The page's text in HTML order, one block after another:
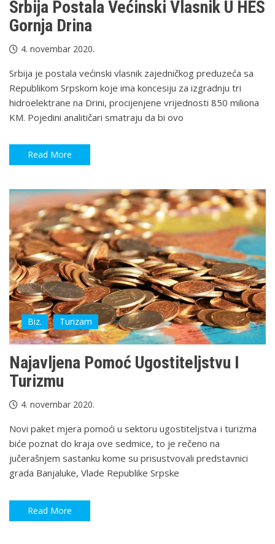
Srbija Postala Većinski Vlasnik U HES
Gornja Drina
4. novembar 2020.
Srbija je postala većinski vlasnik zajedničkog preduzeća sa
Republikom Srpskom koje ima koncesiju za izgradnju tri
hidroelektrane na Drini, procijenjene vrijednosti 850 miliona
KM. Pojedini analitičari smatraju da bi ovo
Read More
Biz. Turizam
Najavljena Pomoć Ugostiteljstvu I
Turizmu
4. novembar 2020.
Novi paket mjera pomoći u sektoru ugostiteljstva i turizma
biće poznat do kraja ove sedmice, to je rečeno na
jučerašnjem sastanku kome su prisustvovali predstavnici
grada Banjaluke, Vlade Republike Srpske
Read More